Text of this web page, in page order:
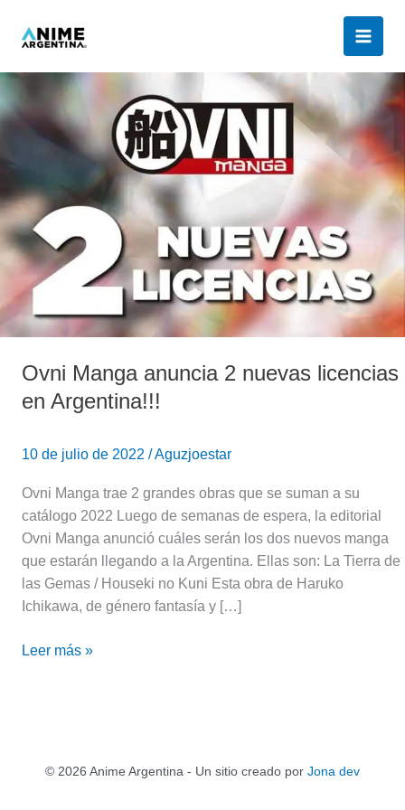
Ovni Manga anuncia 2 nuevas licencias
en Argentina!!!
10 de julio de 2022 /Aguzjoestar
Ovni Manga trae 2 grandes obras que se suman a su
catálogo 2022 Luego de semanas de espera, la editorial
Ovni Manga anunció cuáles serán los dos nuevos manga
que estarán llegando a la Argentina. Ellas son: La Tierra de
las Gemas / Houseki no Kuni Esta obra de Haruko
Ichikawa, de género fantasía y […]
anuncia
licencias
en
Argentina!!!
Leer más »
© 2026 Anime Argentina - Un sitio creado por Jona dev